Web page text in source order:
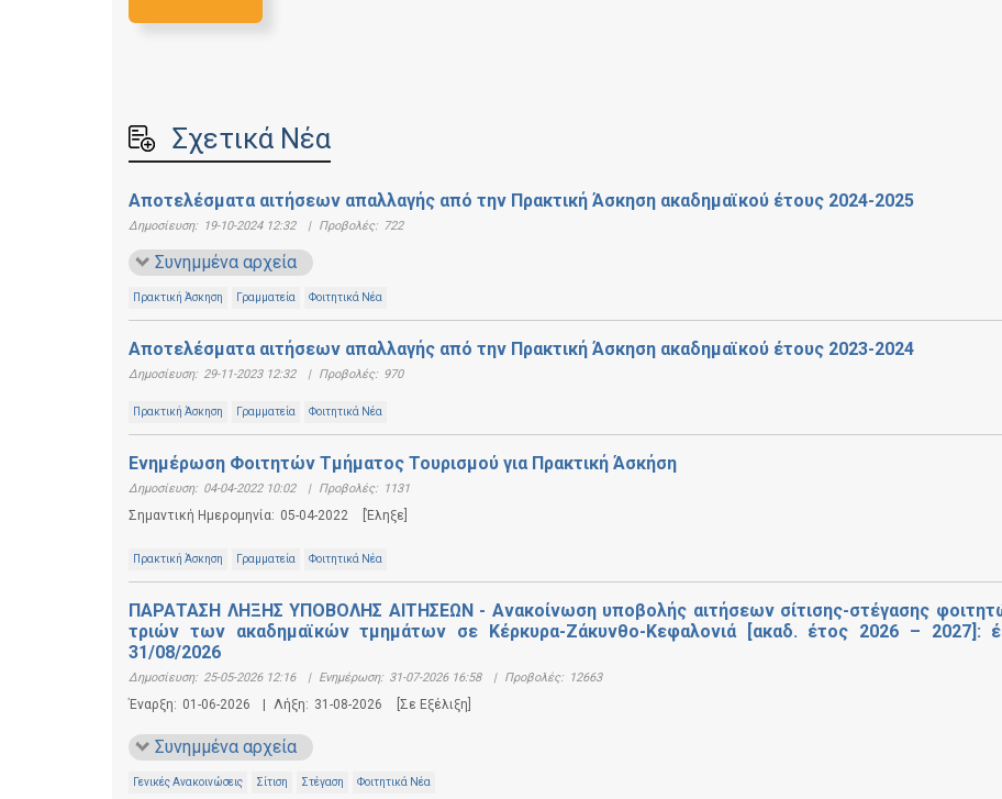
Σχετικά Νέα
Αποτελέσματα αιτήσεων απαλλαγής από την Πρακτική Άσκηση ακαδημαϊκού έτους 2024-2025
Δημοσίευση: 19-10-2024 12:32 | Προβολές: 722
Συνημμένα αρχεία
Πρακτική Άσκηση Γραμματεία Φοιτητικά Νέα
Αποτελέσματα αιτήσεων απαλλαγής από την Πρακτική Άσκηση ακαδημαϊκού έτους 2023-2024
Δημοσίευση: 29-11-2023 12:32 | Προβολές: 970
Πρακτική Άσκηση Γραμματεία Φοιτητικά Νέα
Ενημέρωση Φοιτητών Τμήματος Τουρισμού για Πρακτική Άσκήση
Δημοσίευση: 04-04-2022 10:02 | Προβολές: 1131
Σημαντική Ημερομηνία: 05-04-2022 [Έληξε]
Πρακτική Άσκηση Γραμματεία Φοιτητικά Νέα
ΠΑΡΑΤΑΣΗ ΛΗΞΗΣ ΥΠΟΒΟΛΗΣ ΑΙΤΗΣΕΩΝ - Ανακοίνωση υποβολής αιτήσεων σίτισης-στέγασης
τριών των ακαδημαϊκών τμημάτων σε Κέρκυρα-Ζάκυνθο-Κεφαλονιά [ακαδ. έτος 2026 – 2027]:
31/08/2026
Δημοσίευση: 25-05-2026 12:16 | Ενημέρωση: 31-07-2026 16:58 | Προβολές: 12663
Έναρξη: 01-06-2026 Λήξη: 31-08-2026 [Σε Εξέλιξη]
Συνημμένα αρχεία
Γενικές Ανακοινώσεις Σίτιση Στέγαση Φοιτητικά Νέα